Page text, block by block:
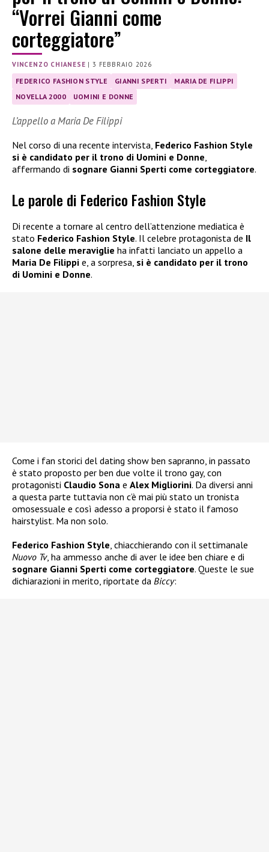
“Vorrei Gianni come
corteggiatore”
VINCENZO CHIANESE |3 FEBBRAIO 2026
FEDERICO FASHION STYLE GIANNI SPERTI
MARIA DE FILIPPI
NOVELLA 2000
UOMINI E DONNE
L’appello a Maria De Filippi
Nel corso di una recente intervista, Federico Fashion Style
si è candidato per il trono di Uomini e Donne,
affermando di sognare Gianni Sperti come corteggiatore.
Le parole di Federico Fashion Style
Di recente a tornare al centro dell’attenzione mediatica è
stato Federico Fashion Style. Il celebre protagonista de Il
salone delle meraviglie ha infatti lanciato un appello a
Maria De Filippi e, a sorpresa, si è candidato per il trono
di Uomini e Donne.
Come i fan storici del dating show ben sapranno, in passato
è stato proposto per ben due volte il trono gay, con
protagonisti Claudio Sona e Alex Migliorini. Da diversi anni
a questa parte tuttavia non c’è mai più stato un tronista
omosessuale e così adesso a proporsi è stato il famoso
hairstylist. Ma non solo.
Federico Fashion Style , chiacchierando con il settimanale
Nuovo Tv, ha ammesso anche di aver le idee ben chiare e di
sognare Gianni Sperti come corteggiatore. Queste le sue
dichiarazioni in merito, riportate da Biccy: